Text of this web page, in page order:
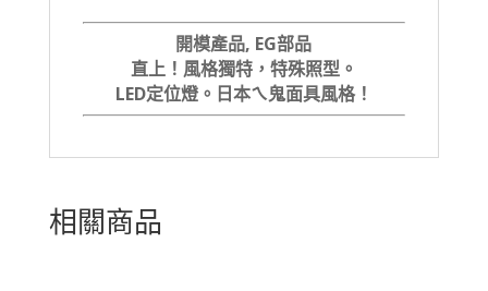
開模產品, EG部品
直上！風格獨特，特殊照型。
LED定位燈。 日本ㄟ鬼面具風格！
相關商品